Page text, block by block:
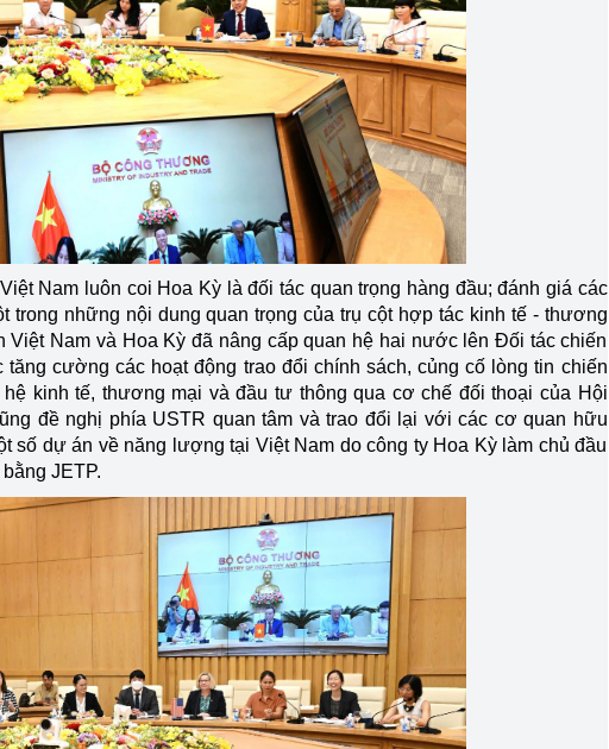
Nam luôn coi Hoa Kỳ là đối tác quan trọng hàng đầu; đánh giá các
những nội dung quan trọng của trụ cột hợp tác kinh tế - thương
Việt Nam và Hoa Kỳ đã nâng cấp quan hệ hai nước lên Đối tác chiến
cường các hoạt động trao đổi chính sách, củng cố lòng tin chiến
kinh tế, thương mại và đầu tư thông qua cơ chế đối thoại của Hội
đề nghị phía USTR quan tâm và trao đổi lại với các cơ quan hữu
số dự án về năng lượng tại Việt Nam do công ty Hoa Kỳ làm chủ đầu
JETP.